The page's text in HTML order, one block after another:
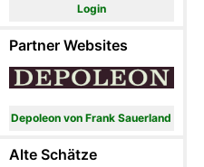
Login
Partner Websites
Depoleon von Frank Sauerland
Alte Schätze